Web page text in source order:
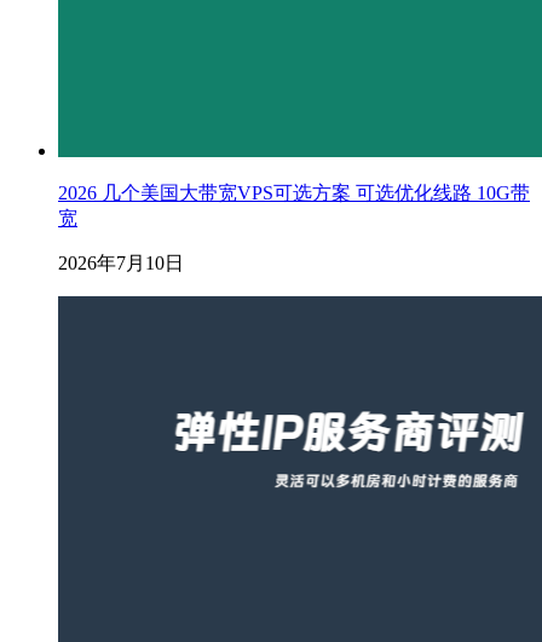
2026 几个美国大带宽VPS可选方案 可选优化线路 10G带
宽
2026年7月10日